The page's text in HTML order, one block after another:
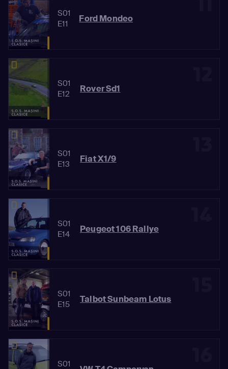
S01
E11
Ford Mondeo
S01
E12
Rover Sd1
S01
E13
Fiat X1/9
S01
E14
Peugeot 106 Rallye
S01
E15
Talbot Sunbeam Lotus
S01